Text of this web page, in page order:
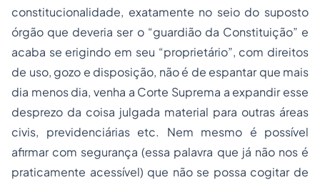
constitucionalidade, exatamente no seio do suposto
órgão que deveria ser o “guardião da Constituição” e
acaba se erigindo em seu “proprietário”, com direitos
de uso, gozo e disposição, não é de espantar que mais
dia menos dia, venha a Corte Suprema a expandir esse
desprezo da coisa julgada material para outras áreas
civis, previdenciárias etc. Nem mesmo é possível
afirmar com segurança (essa palavra que já não nos é
praticamente acessível) que não se possa cogitar de